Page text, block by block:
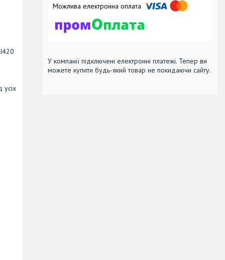
усіх
У компанії підключені електронні платежі. Тепер ви
можете купити будь-який товар не покидаючи сайту.